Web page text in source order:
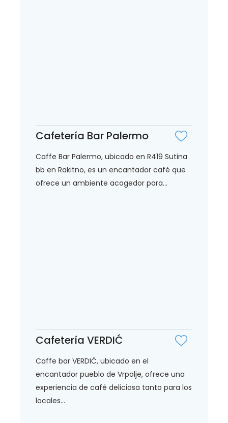
Cafetería Bar Palermo
Caffe Bar Palermo, ubicado en R419 Sutina
bb en Rakitno, es un encantador café que
ofrece un ambiente acogedor para...
Cafetería VERDIĆ
Caffe bar VERDIĆ, ubicado en el
encantador pueblo de Vrpolje, ofrece una
experiencia de café deliciosa tanto para los
locales...